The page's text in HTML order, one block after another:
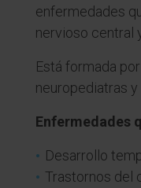
enfermedades
nervioso central
Está formada
neuropediatras
Enfermedades
Desarrollo
Trastornos del